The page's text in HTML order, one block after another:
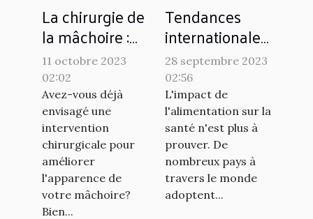
La chirurgie de
la mâchoire :
une alternative
au
renforcement
naturel ?
11 octobre 2023
02:02
Avez-vous déjà
envisagé une
intervention
chirurgicale pour
améliorer
l'apparence de
votre mâchoire?
Bien...
Tendances
internationales
: comment
différents pays
utilisent
l'alimentation
pour lutter
contre les
maladies
chroniques
28 septembre 2023
02:56
L'impact de
l'alimentation sur la
santé n'est plus à
prouver. De
nombreux pays à
travers le monde
adoptent...